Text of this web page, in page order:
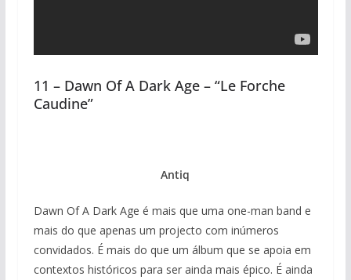
11 – Dawn Of A Dark Age – “Le Forche
Caudine”
Antiq
Dawn Of A Dark Age é mais que uma one-man band e
mais do que apenas um projecto com inúmeros
convidados. É mais do que um álbum que se apoia em
contextos históricos para ser ainda mais épico. É ainda